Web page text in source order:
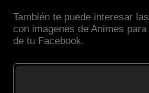
También te puede interesar
con imagenes de Animes
de tu Facebook.